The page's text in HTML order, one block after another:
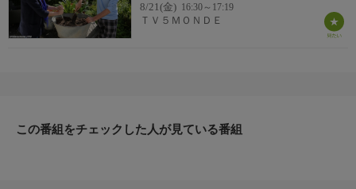
8/21(金) 16:30～17:19
ＴＶ５ＭＯＮＤＥ
この番組をチェックした人が見ている番組